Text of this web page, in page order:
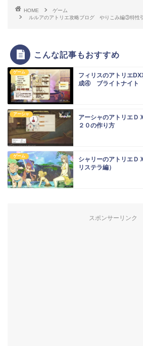
HOME
ゲーム
ルルアのアトリエ攻略ブログ やりこみ編③特性
こんな記事もおすすめ
ゲーム
フィリスのアトリエ
成④ ブライトナイト
アーシャ
アーシャのアトリエ
２０の作り方
ゲーム
シャリーのアトリエ
リステラ編）
スポンサーリンク